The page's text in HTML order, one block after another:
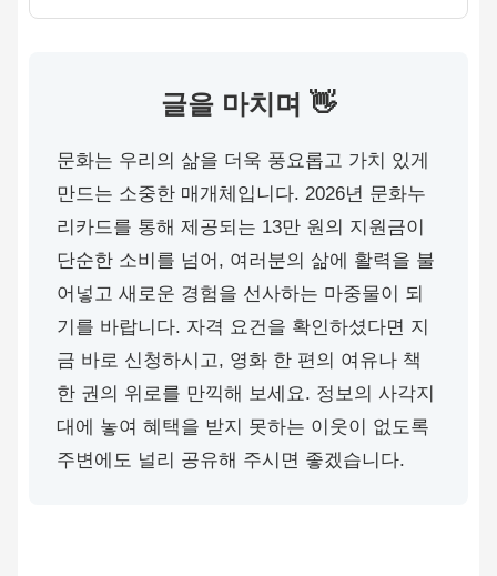
글을 마치며 👋
문화는 우리의 삶을 더욱 풍요롭고 가치 있게
만드는 소중한 매개체입니다. 2026년 문화누
리카드를 통해 제공되는 13만 원의 지원금이
단순한 소비를 넘어, 여러분의 삶에 활력을 불
어넣고 새로운 경험을 선사하는 마중물이 되
기를 바랍니다. 자격 요건을 확인하셨다면 지
금 바로 신청하시고, 영화 한 편의 여유나 책
한 권의 위로를 만끽해 보세요. 정보의 사각지
대에 놓여 혜택을 받지 못하는 이웃이 없도록
주변에도 널리 공유해 주시면 좋겠습니다.